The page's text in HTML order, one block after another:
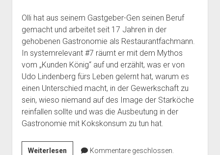
Olli hat aus seinem Gastgeber-Gen seinen Beruf
gemacht und arbeitet seit 17 Jahren in der
gehobenen Gastronomie als Restaurantfachmann.
In systemrelevant #7 räumt er mit dem Mythos
vom „Kunden König“ auf und erzählt, was er von
Udo Lindenberg fürs Leben gelernt hat, warum es
einen Unterschied macht, in der Gewerkschaft zu
sein, wieso niemand auf des Image der Starköche
reinfallen sollte und was die Ausbeutung in der
Gastronomie mit Kokskonsum zu tun hat.
Weiterlesensystemrelevant
Kommentare geschlossen.